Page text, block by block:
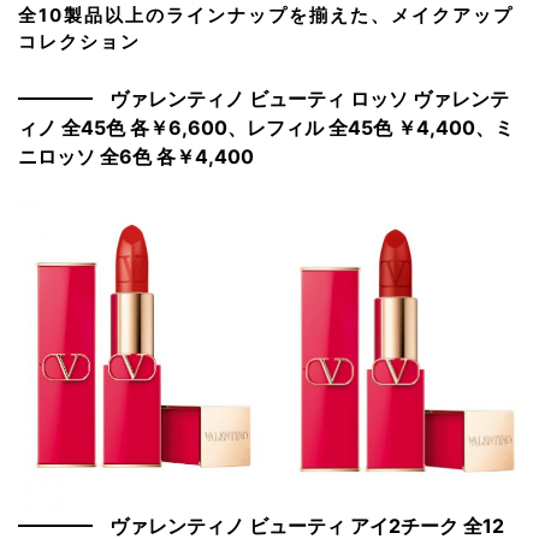
全10製品以上のラインナップを揃えた、メイクアップ
コレクション
ヴァレンティノ ビューティ ロッソ ヴァレンテ
ィノ 全45色 各￥6,600、レフィル 全45色 ￥4,400、ミ
ニロッソ 全6色 各￥4,400
ヴァレンティノ ビューティ アイ2チーク 全12